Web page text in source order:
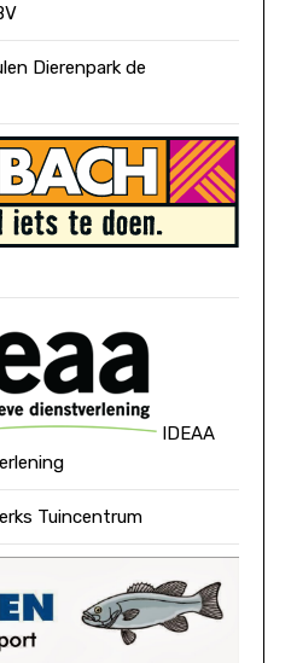
Dierenpark de
IDEAA
Tuincentrum